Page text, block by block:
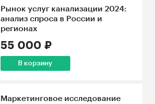
Рынок услуг канализации 2024:
анализ спроса в России и
регионах
55 000 ₽
В корзину
Маркетинговое исследование